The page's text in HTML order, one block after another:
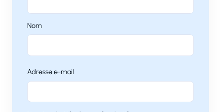
Nom
Adresse e-mail